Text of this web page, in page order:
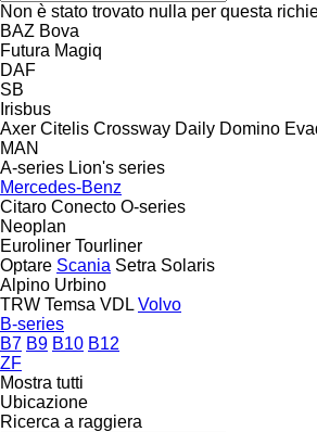
Non è stato trovato nulla per questa
BAZ Bova
Futura Magiq
DAF
SB
Irisbus
Axer Citelis Crossway Daily Domino
MAN
A-series Lion's series
Mercedes-Benz
Citaro Conecto O-series
Neoplan
Euroliner Tourliner
Optare Scania Setra Solaris
Alpino Urbino
TRW Temsa VDL Volvo
B-series
B7 B9 B10 B12
ZF
Mostra tutti
Ubicazione
Ricerca a raggiera